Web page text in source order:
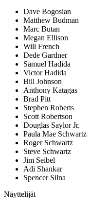
Dave Bogosian
Matthew Budman
Marc Butan
Megan Ellison
Will French
Dede Gardner
Samuel Hadida
Victor Hadida
Bill Johnson
Anthony Katagas
Brad Pitt
Stephen Roberts
Scott Robertson
Douglas Saylor Jr.
Paula Mae Schwartz
Roger Schwartz
Steve Schwartz
Jim Seibel
Adi Shankar
Spencer Silna
Näyttelijät